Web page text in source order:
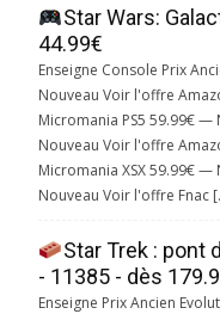
Star Wars:
44.99€
Enseigne Console Prix
Nouveau Voir l'offre
Micromania PS5 59.99€
Nouveau Voir l'offre
Micromania XSX 59.99€
Nouveau Voir l'offre Fnac
Star Trek : pont
- 11385 - dès
Enseigne Prix Ancien